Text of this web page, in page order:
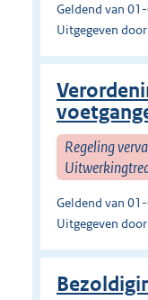
Geldend van
Uitgegeven
Regeling
Geldend van
Uitgegeven